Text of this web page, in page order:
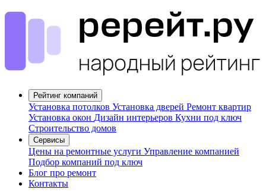
Рейтинг компаний
Установка потолков Установка дверей Ремонт квартир
Установка окон Дизайн интерьеров Кухни под ключ
Строительство домов
Сервисы
Цены на ремонтные услуги Управление компанией
Подбор компаний под ключ
Блог про ремонт
Контакты